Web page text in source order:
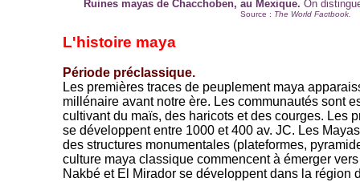
Ruines mayas de Chacchoben, au Mexique. On
Source : The World Factbook.
L'histoire maya
Période préclassique.
Les premières traces de peuplement maya
millénaire avant notre ère. Les communautés sont
cultivant du maïs, des haricots et des courges. Les
se développent entre 1000 et 400 av. JC. Les
des structures monumentales (plateformes,
culture maya classique commencent à émerger
Nakbé et El Mirador se développent dans la région